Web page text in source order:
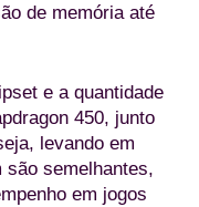
de memória até
e a quantidade
450, junto
levando em
são semelhantes,
em jogos